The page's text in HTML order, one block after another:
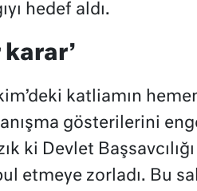
hedef aldı.
katliamın
gösterilerini
ki Devlet
etmeye zorladı. Bu